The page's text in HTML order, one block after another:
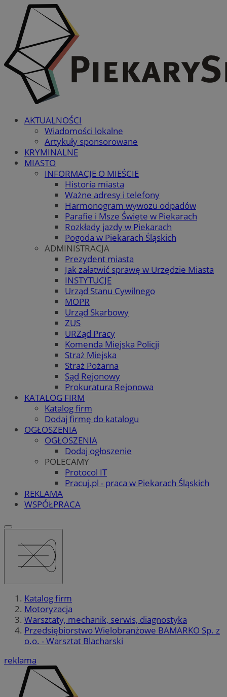
AKTUALNOŚCI
Wiadomości lokalne
Artykuły sponsorowane
KRYMINALNE
MIASTO
INFORMACJE O MIEŚCIE
Historia miasta
Ważne adresy i telefony
Harmonogram wywozu odpadów
Parafie i Msze Święte w Piekarach
Rozkłady jazdy w Piekarach
Pogoda w Piekarach Śląskich
ADMINISTRACJA
Prezydent miasta
Jak załatwić sprawę w Urzędzie Miasta
INSTYTUCJE
Urząd Stanu Cywilnego
MOPR
Urząd Skarbowy
ZUS
URZąd Pracy
Komenda Miejska Policji
Straż Miejska
Straż Pożarna
Sąd Rejonowy
Prokuratura Rejonowa
KATALOG FIRM
Katalog firm
Dodaj firmę do katalogu
OGŁOSZENIA
OGŁOSZENIA
Dodaj ogłoszenie
POLECAMY
Protocol IT
Pracuj.pl - praca w Piekarach Śląskich
REKLAMA
WSPÓŁPRACA
Katalog firm
Motoryzacja
Warsztaty, mechanik, serwis, diagnostyka
Przedsiębiorstwo Wielobranżowe BAMARKO Sp. z
o.o. - Warsztat Blacharski
reklama